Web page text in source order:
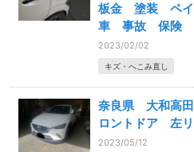
板金 塗装 ペ
車 事故 保険
2023/02/02
キズ・へこみ直し
奈良県 大和高
ロントドア 左
2023/05/12